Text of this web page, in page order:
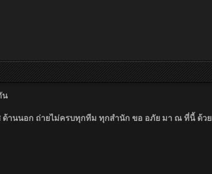
น
ด้านนอก ถ่ายไม่ครบทุกทีม ทุกสำนัก ขอ อภัย มา ณ ที่นี้ ด้วย